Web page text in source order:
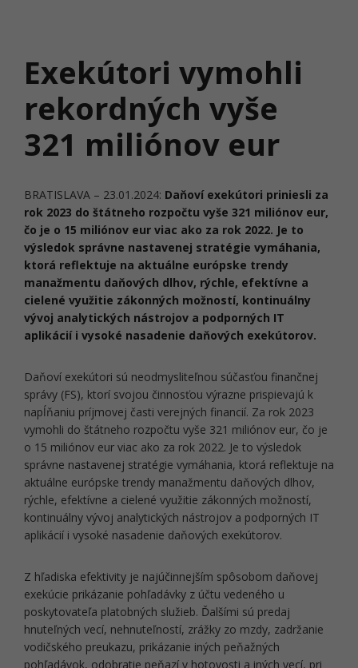
Exekútori vymohli
rekordných vyše
321 miliónov eur
BRATISLAVA – 23.01.2024: Daňoví exekútori priniesli za
rok 2023 do štátneho rozpočtu vyše 321 miliónov eur,
čo je o 15 miliónov eur viac ako za rok 2022. Je to
výsledok správne nastavenej stratégie vymáhania,
ktorá reflektuje na aktuálne európske trendy
manažmentu daňových dlhov, rýchle, efektívne a
cielené využitie zákonných možností, kontinuálny
vývoj analytických nástrojov a podporných IT
aplikácií i vysoké nasadenie daňových exekútorov.
Daňoví exekútori sú neodmysliteľnou súčasťou finančnej
správy (FS), ktorí svojou činnosťou výrazne prispievajú k
napĺňaniu príjmovej časti verejných financií. Za rok 2023
vymohli do štátneho rozpočtu vyše 321 miliónov eur, čo je
o 15 miliónov eur viac ako za rok 2022. Je to výsledok
správne nastavenej stratégie vymáhania, ktorá reflektuje na
aktuálne európske trendy manažmentu daňových dlhov,
rýchle, efektívne a cielené využitie zákonných možností,
kontinuálny vývoj analytických nástrojov a podporných IT
aplikácií i vysoké nasadenie daňových exekútorov.
Z hľadiska efektivity je najúčinnejším spôsobom daňovej
exekúcie prikázanie pohľadávky z účtu vedeného u
poskytovateľa platobných služieb. Ďalšími sú predaj
hnuteľných vecí, nehnuteľností, zrážky zo mzdy, zadržanie
vodičského preukazu, prikázanie iných peňažných
pohľadávok, odobratie peňazí v hotovosti a iných vecí, pri